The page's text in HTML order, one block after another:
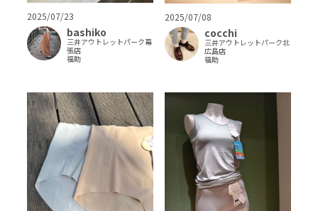
2025/07/23
bashiko
三井アウトレットパーク幕
張店
福助
2025/07/08
cocchi
三井アウトレットパーク北
広島店
福助